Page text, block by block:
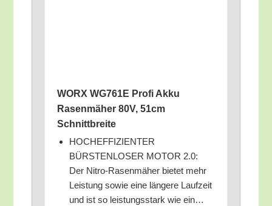
WORX WG761E Pro­fi Akku
Rasen­mä­her 80V, 51cm
Schnittbreite
HOCHEFFIZIENTER
BÜRSTENLOSER MOTOR 2.0:
Der Nit­ro-Rasen­mä­her bie­tet mehr
Leis­tung sowie eine län­ge­re Lauf­zeit
und ist so leis­tungs­stark wie ein…